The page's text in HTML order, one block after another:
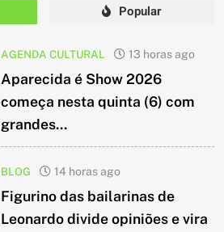
Popular
AGENDA CULTURAL 13 horas ago
Aparecida é Show 2026
começa nesta quinta (6) com
grandes...
BLOG 14 horas ago
Figurino das bailarinas de
Leonardo divide opiniões e vira